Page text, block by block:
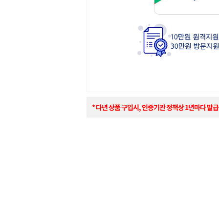
* 다년 상품 구입시, 인증기관 정책상 1년마다 발